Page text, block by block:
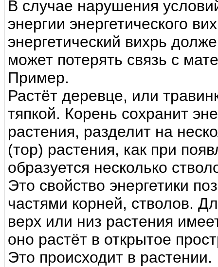
В случае нарушения
энергии энергетического
энергетический вихрь
может потерять связь с
Пример.
Растёт деревце, или
тяпкой. Корень сохранит
растения, разделит на
(тор) растения, как при
образуется несколько
Это свойство энергетики
частями корней, стволов.
верх или низ растения
оно растёт в открытое
Это происходит в растении.